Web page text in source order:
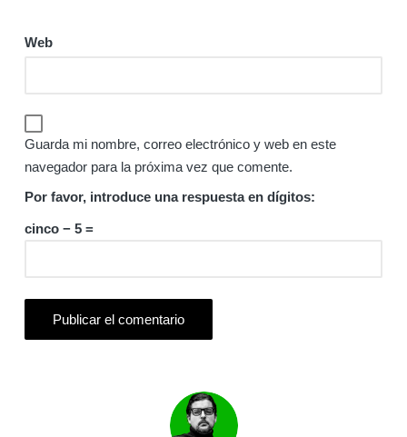
Web
Guarda mi nombre, correo electrónico y web en este
navegador para la próxima vez que comente.
Por favor, introduce una respuesta en dígitos:
cinco − 5 =